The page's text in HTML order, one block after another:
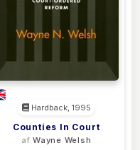
Hardback, 1995
Counties In Court
af Wayne Welsh